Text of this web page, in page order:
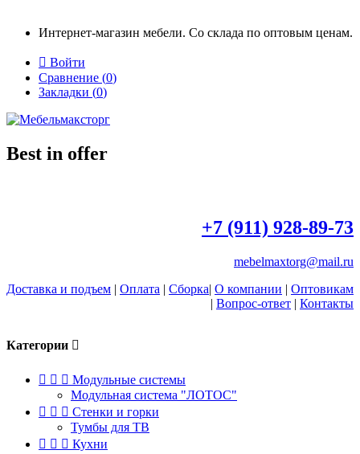
Интернет-магазин мебели. Со склада по оптовым ценам.
 Войти
Сравнение (0)
Закладки (0)
Best in offer
+7 (911) 928-89-73
mebelmaxtorg@mail.ru
Доставка и подъем | Оплата | Сборка| О компании | Оптовикам
| Вопрос-ответ | Контакты
Категории 
   Модульные системы
Модульная система "ЛОТОС"
   Стенки и горки
Тумбы для ТВ
   Кухни